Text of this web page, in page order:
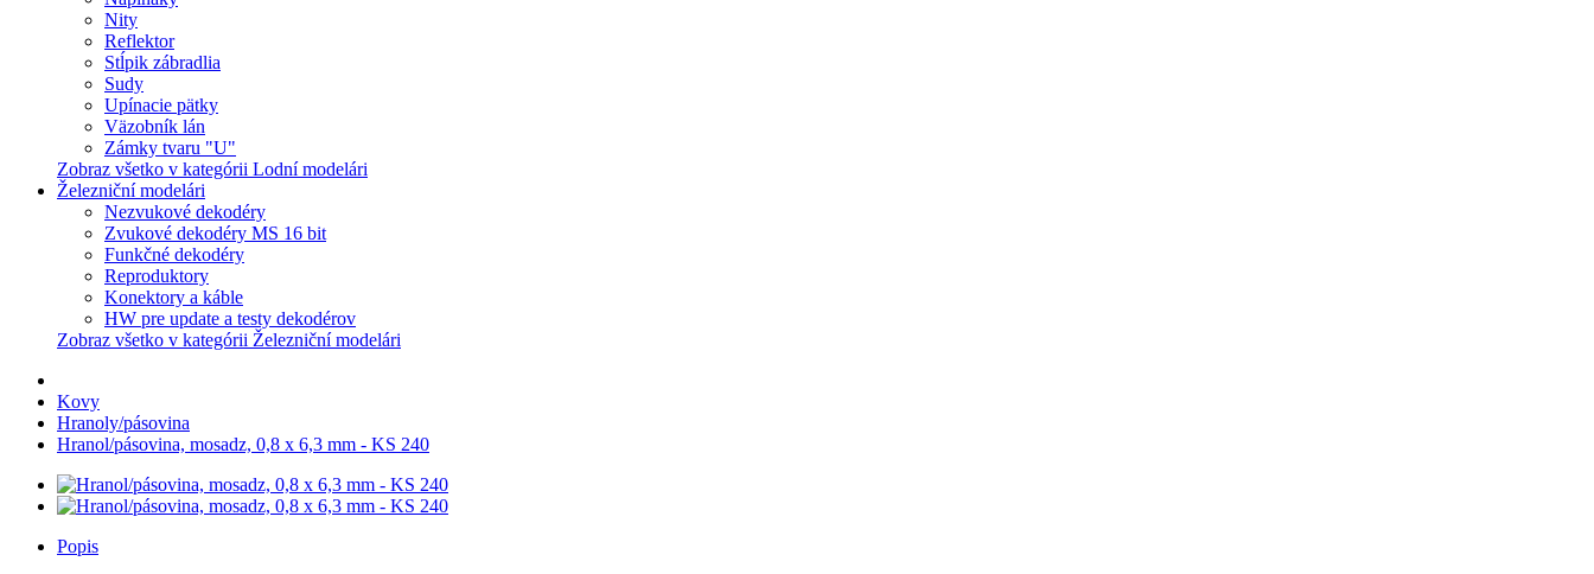
Nity
Reflektor
Stĺpik zábradlia
Sudy
Upínacie pätky
Väzobník lán
Zámky tvaru "U"
Zobraz všetko v kategórii Lodní modelári
Železniční modelári
Nezvukové dekodéry
Zvukové dekodéry MS 16 bit
Funkčné dekodéry
Reproduktory
Konektory a káble
HW pre update a testy dekodérov
Zobraz všetko v kategórii Železniční modelári
Kovy
Hranoly/pásovina
Hranol/pásovina, mosadz, 0,8 x 6,3 mm - KS 240
Popis